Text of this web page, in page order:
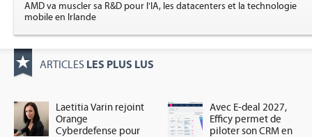
AMD va muscler sa R&D pour l'IA, les datacenters et la technologie
mobile en Irlande
ARTICLES LES PLUS LUS
Laetitia Varin rejoint
Orange
Cyberdefense pour
Avec E-deal 2027,
Efficy permet de
piloter son CRM en